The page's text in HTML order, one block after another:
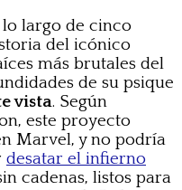
lo largo de cinco
del icónico
más brutales del
de su psique
vista. Según
este proyecto
Marvel, y no podría
desatar el infierno
cadenas, listos para